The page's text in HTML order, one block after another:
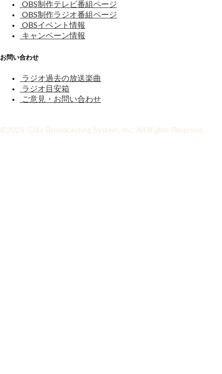
OBS制作テレビ番組ページ
OBS制作ラジオ番組ページ
OBSイベント情報
キャンペーン情報
お問い合わせ
ラジオ過去の放送楽曲
ラジオ目安箱
ご意見・お問い合わせ
©2026 Oita Broadcasting System, Inc. All Rights Reserved.